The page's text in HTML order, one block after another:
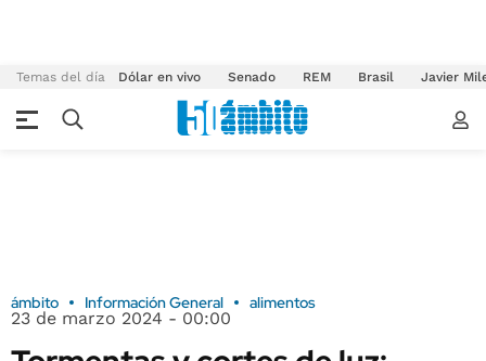
Temas del día Dólar en vivo Senado REM Brasil Javier
ámbito Información General alimentos
23 de marzo 2024 - 00:00